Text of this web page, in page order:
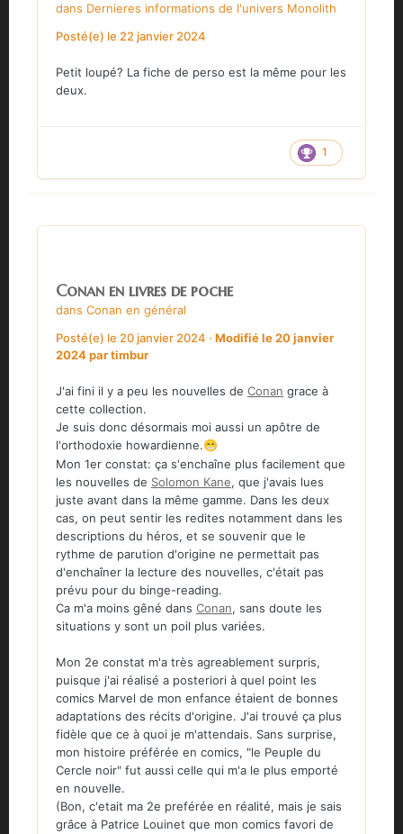
dans Dernieres informations de l'univers Monolith
Posté(e) le 22 janvier 2024
Petit loupé? La fiche de perso est la même pour les
deux.
1
Conan en livres de poche
dans Conan en général
Posté(e) le 20 janvier 2024 · Modifiéle 20 janvier
2024par timbur
J'ai fini il y a peu les nouvelles de Conan grace à
cette collection.
Je suis donc désormais moi aussi un apôtre de
l'orthodoxie howardienne.😁
Mon 1er constat: ça s'enchaîne plus facilement que
les nouvelles de Solomon Kane, que j'avais lues
juste avant dans la même gamme. Dans les deux
cas, on peut sentir les redites notamment dans les
descriptions du héros, et se souvenir que le
rythme de parution d'origine ne permettait pas
d'enchaîner la lecture des nouvelles, c'était pas
prévu pour du binge-reading.
Ca m'a moins gêné dans Conan, sans doute les
situations y sont un poil plus variées.
Mon 2e constat m'a très agreablement surpris,
puisque j'ai réalisé a posteriori à quel point les
comics Marvel de mon enfance étaient de bonnes
adaptations des récits d'origine. J'ai trouvé ça plus
fidèle que ce à quoi je m'attendais. Sans surprise,
mon histoire préférée en comics, "le Peuple du
Cercle noir" fut aussi celle qui m'a le plus emporté
en nouvelle.
(Bon, c'etait ma 2e preférée en réalité, mais je sais
grâce à Patrice Louinet que mon comics favori de